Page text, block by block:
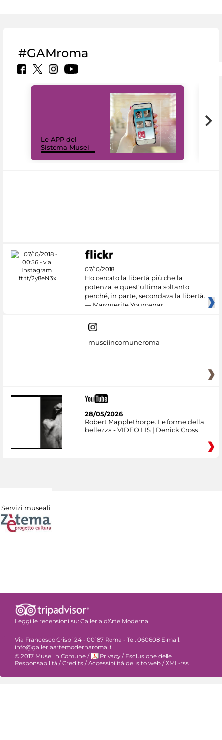
#GAMroma
Le APP del
Sistema Musei
07/10/2018
Ho cercato la libertà più che la
potenza, e quest'ultima soltanto
perché, in parte, secondava la libertà.
— Marguerite Yourcenar
museiincomuneroma
28/05/2026
Robert Mapplethorpe. Le forme della
bellezza - VIDEO LIS | Derrick Cross
Servizi museali
Leggi le recensioni su: Galleria d'Arte Moderna
Via Francesco Crispi 24 - 00187 Roma - Tel. 060608 E-mail:
info@galleriaartemodernaroma.it
© 2017 Musei in Comune / Privacy / Esclusione delle
Responsabilità /Credits /Accessibilità del sito web /XML-rss